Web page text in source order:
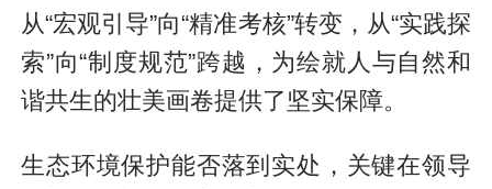
从“宏观引导”向“精准考核”转变，从“实践探
索”向“制度规范”跨越，为绘就人与自然和
谐共生的壮美画卷提供了坚实保障。
生态环境保护能否落到实处，关键在领导